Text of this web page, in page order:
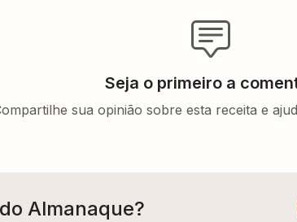
Seja o primeiro a
sua opinião sobre esta receita e
Almanaque?